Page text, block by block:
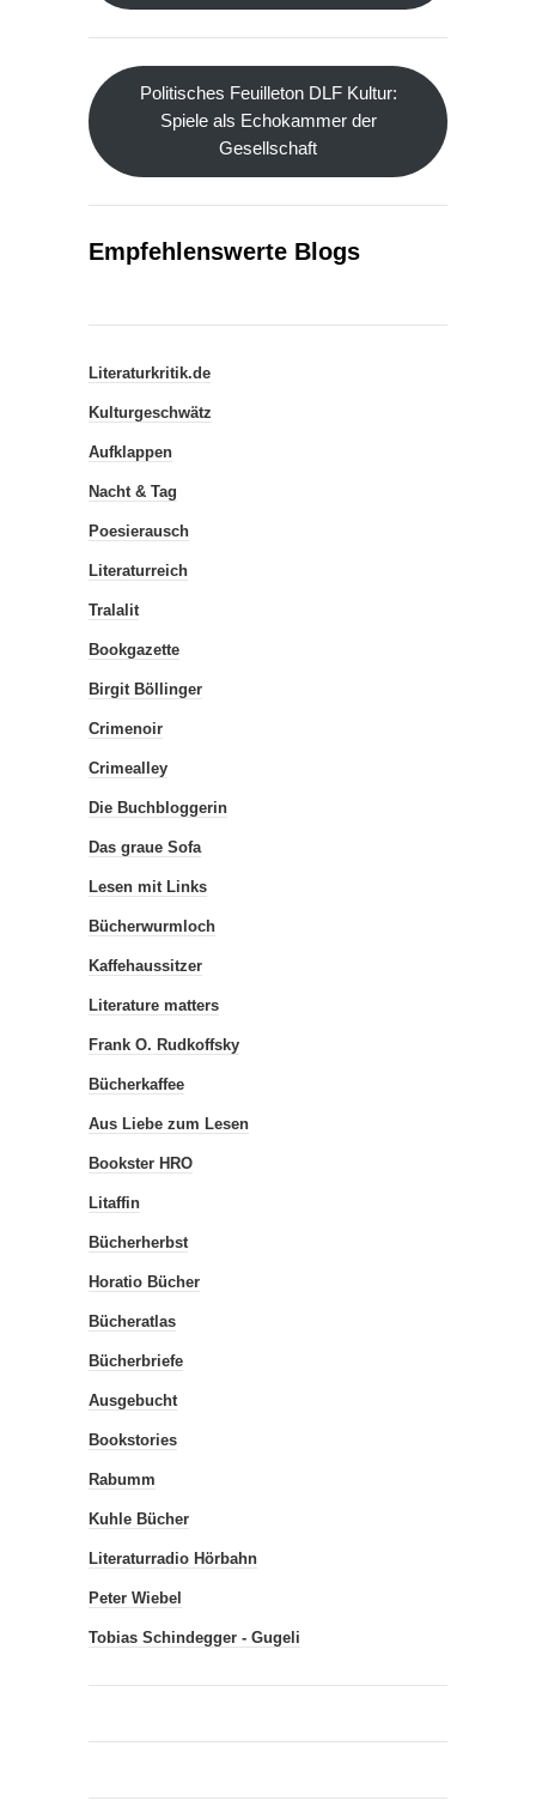
Politisches Feuilleton DLF Kultur:
Spiele als Echokammer der
Gesellschaft
Empfehlenswerte Blogs
Literaturkritik.de
Kulturgeschwätz
Aufklappen
Nacht & Tag
Poesierausch
Literaturreich
Tralalit
Bookgazette
Birgit Böllinger
Crimenoir
Crimealley
Die Buchbloggerin
Das graue Sofa
Lesen mit Links
Bücherwurmloch
Kaffehaussitzer
Literature matters
Frank O. Rudkoffsky
Bücherkaffee
Aus Liebe zum Lesen
Bookster HRO
Litaffin
Bücherherbst
Horatio Bücher
Bücheratlas
Bücherbriefe
Ausgebucht
Bookstories
Rabumm
Kuhle Bücher
Literaturradio Hörbahn
Peter Wiebel
Tobias Schindegger - Gugeli